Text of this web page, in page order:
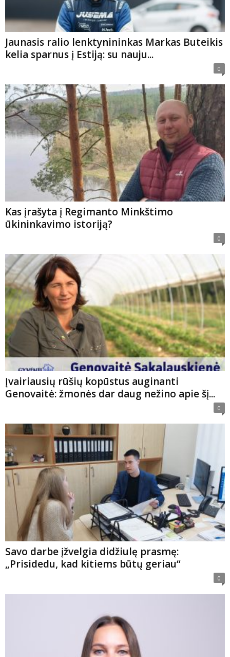
Jaunasis ralio lenktynininkas Markas Buteikis
kelia sparnus į Estiją: su nauju...
0
Kas įrašyta į Regimanto Minkštimo
ūkininkavimo istoriją?
0
Įvairiausių rūšių kopūstus auginanti
Genovaitė: žmonės dar daug nežino apie šį...
0
Savo darbe įžvelgia didžiulę prasmę:
„Prisidedu, kad kitiems būtų geriau“
0